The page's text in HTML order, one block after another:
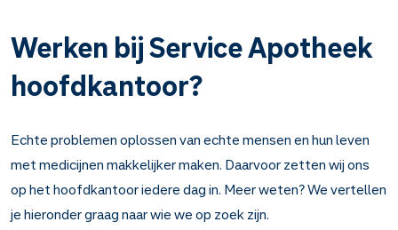
Werken bij Service Apotheek
hoofdkantoor?
Echte problemen oplossen van echte mensen en hun leven
met medicijnen makkelijker maken. Daarvoor zetten wij ons
op het hoofdkantoor iedere dag in. Meer weten? We vertellen
je hieronder graag naar wie we op zoek zijn.